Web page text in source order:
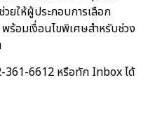
วยให้ผู้ประกอบการเลือก
พร้อมเงื่อนไขพิเศษสำหรับช่วง
361-6612 หรือทัก Inbox ได้